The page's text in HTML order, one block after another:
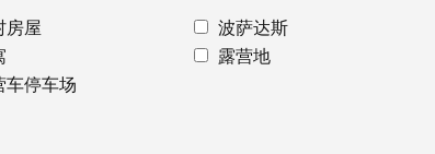
房屋 波萨达斯
露营地
车停车场